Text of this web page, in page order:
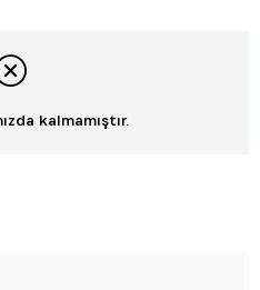
kalmamıştır.